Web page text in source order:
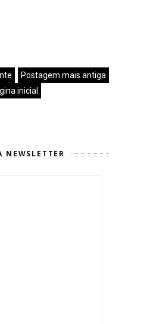
Postagem mais antiga
inicial
NEWSLETTER